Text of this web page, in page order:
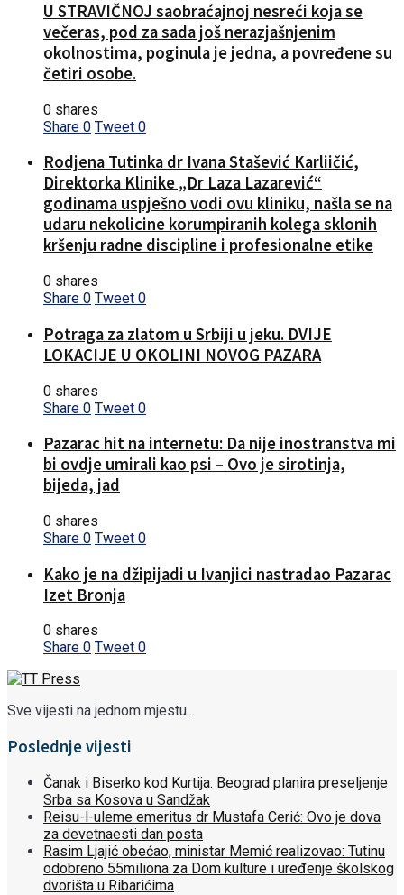
U STRAVIČNOJ saobraćajnoj nesreći koja se
večeras, pod za sada još nerazjašnjenim
okolnostima, poginula je jedna, a povređene su
četiri osobe.
0 shares
Share 0 Tweet 0
Rodjena Tutinka dr Ivana Stašević Karliičić,
Direktorka Klinike „Dr Laza Lazarević“
godinama uspješno vodi ovu kliniku, našla se na
udaru nekolicine korumpiranih kolega sklonih
kršenju radne discipline i profesionalne etike
0 shares
Share 0 Tweet 0
Potraga za zlatom u Srbiji u jeku. DVIJE
LOKACIJE U OKOLINI NOVOG PAZARA
0 shares
Share 0 Tweet 0
Pazarac hit na internetu: Da nije inostranstva mi
bi ovdje umirali kao psi – Ovo je sirotinja,
bijeda, jad
0 shares
Share 0 Tweet 0
Kako je na džipijadi u Ivanjici nastradao Pazarac
Izet Bronja
0 shares
Share 0 Tweet 0
Sve vijesti na jednom mjestu...
Poslednje vijesti
Čanak i Biserko kod Kurtija: Beograd planira preseljenje
Srba sa Kosova u Sandžak
Reisu-l-uleme emeritus dr Mustafa Cerić: Ovo je dova
za devetnaesti dan posta
Rasim Ljajić obećao, ministar Memić realizovao: Tutinu
odobreno 55miliona za Dom kulture i uređenje školskog
dvorišta u Ribarićima